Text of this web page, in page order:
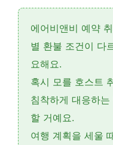
에어비앤비 예약
별 환불 조건이 다
요해요.
혹시 모를 호스트
침착하게 대응하
할 거예요.
여행 계획을 세울